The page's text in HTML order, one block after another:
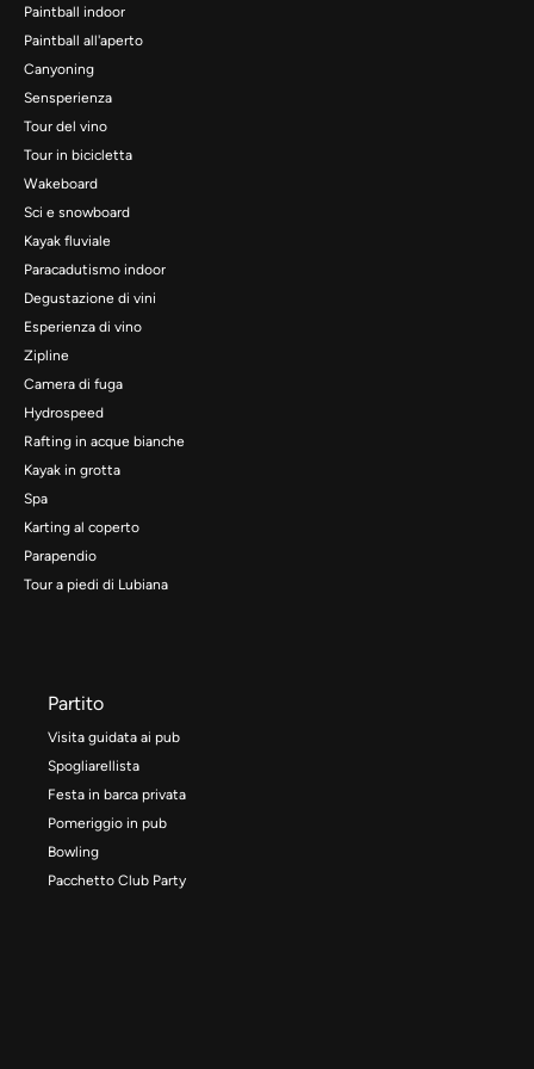
Paintball indoor
Paintball all'aperto
Canyoning
Sensperienza
Tour del vino
Tour in bicicletta
Wakeboard
Sci e snowboard
Kayak fluviale
Paracadutismo indoor
Degustazione di vini
Esperienza di vino
Zipline
Camera di fuga
Hydrospeed
Rafting in acque bianche
Kayak in grotta
Spa
Karting al coperto
Parapendio
Tour a piedi di Lubiana
Partito
Visita guidata ai pub
Spogliarellista
Festa in barca privata
Pomeriggio in pub
Bowling
Pacchetto Club Party